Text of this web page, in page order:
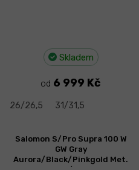
Skladem
od 6 999 Kč
26/26,5 31/31,5
Salomon S/Pro Supra 100 W
GW Gray
Aurora/Black/Pinkgold Met.